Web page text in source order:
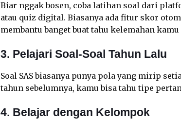
Biar nggak bosen, coba latihan soal dari
atau quiz digital. Biasanya ada fitur skor
membantu banget buat tahu kelemahan kamu
3. Pelajari Soal-Soal Tahun Lalu
Soal SAS biasanya punya pola yang mirip
tahun sebelumnya, kamu bisa tahu tipe
4. Belajar dengan Kelompok